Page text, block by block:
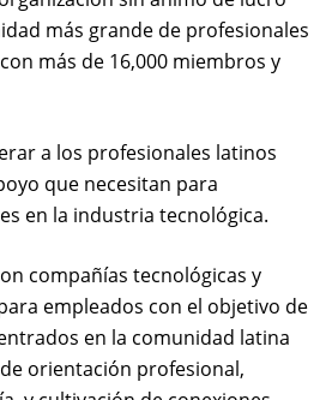
más grande de profesionales
más de 16,000 miembros y
a los profesionales latinos
que necesitan para
en la industria tecnológica.
compañías tecnológicas y
empleados con el objetivo de
en la comunidad latina
orientación profesional,